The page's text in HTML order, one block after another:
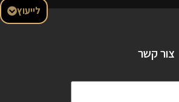
לייעוץ
צור קשר